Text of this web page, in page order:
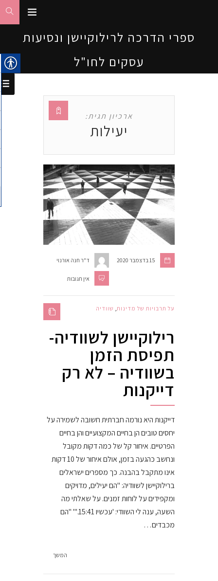
ספרי הדרכה לרילוקיישן ונסיעות
עסקים לחו"ל
ארכיון תגית:
יעילות
ד"ר חנה אורנוי 15 בדצמבר 2020
אין תגובות
על תרבויות של מדינות שוודיה
רילוקיישן לשוודיה-
תפיסת הזמן
בשוודיה – לא רק
דייקנות
דייקנות היא נורמה חברתית חשובה לשמירה על
יחסים טובים הן בחיים המקצועיים והן בחיים
הפרטיים. איחור קל של כמה דקות מקובל
ונחשב כהגעה בזמן, אולם איחור של 10 דקות
אינו מתקבל בהבנה. כך מספרים ישראלים
ברילוקיישן לשוודיה: "הם יעילים, מדויקים
ומקפידים על לוחות זמנים. על שאלתי מה
השעה, ענה לי השוודי: 'עכשיו 15:41.'" "הם
מכבדים…
המשך